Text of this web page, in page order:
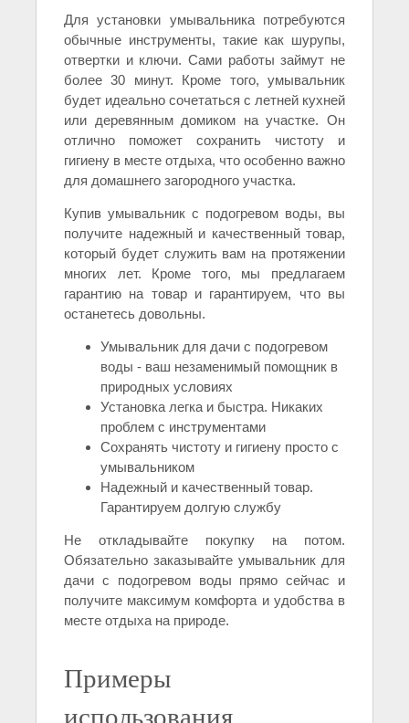
Для установки умывальника потребуются
обычные инструменты, такие как шурупы,
отвертки и ключи. Сами работы займут не
более 30 минут. Кроме того, умывальник
будет идеально сочетаться с летней кухней
или деревянным домиком на участке. Он
отлично поможет сохранить чистоту и
гигиену в месте отдыха, что особенно важно
для домашнего загородного участка.
Купив умывальник с подогревом воды, вы
получите надежный и качественный товар,
который будет служить вам на протяжении
многих лет. Кроме того, мы предлагаем
гарантию на товар и гарантируем, что вы
останетесь довольны.
Умывальник для дачи с подогревом
воды - ваш незаменимый помощник в
природных условиях
Установка легка и быстра. Никаких
проблем с инструментами
Сохранять чистоту и гигиену просто с
умывальником
Надежный и качественный товар.
Гарантируем долгую службу
Не откладывайте покупку на потом.
Обязательно заказывайте умывальник для
дачи с подогревом воды прямо сейчас и
получите максимум комфорта и удобства в
месте отдыха на природе.
Примеры
использования